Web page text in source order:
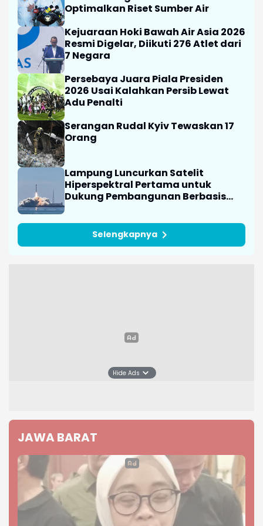
Optimalkan Riset Sumber Air
Kejuaraan Hoki Bawah Air Asia 2026
Resmi Digelar, Diikuti 276 Atlet dari
7 Negara
Persebaya Juara Piala Presiden
2026 Usai Kalahkan Persib Lewat
Adu Penalti
Serangan Rudal Kyiv Tewaskan 17
Orang
Lampung Luncurkan Satelit
Hiperspektral Pertama untuk
Dukung Pembangunan Berbasis
Selengkapnya
JAWA BARAT
Hide Ads